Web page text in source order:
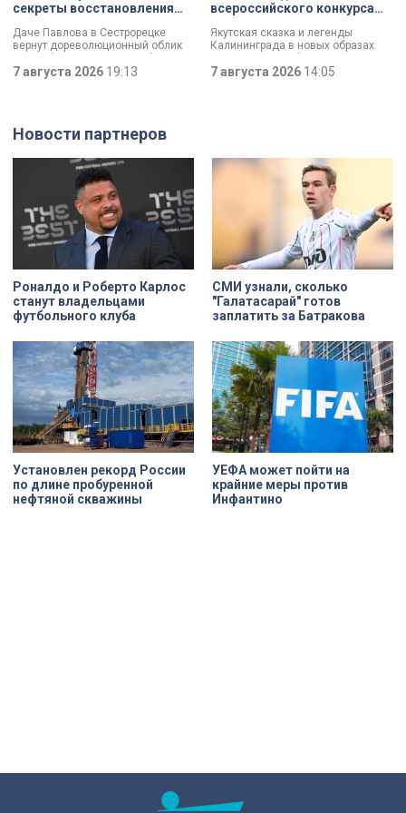
секреты восстановления
Даче Павлова в Сестрорецке
вернут дореволюционный облик
по особой программе «Рубль за
метр». Это льготная арендная
ставка, которая действует для
Александра Беглова, срок
договора рассчитан на 49 лет, из
которых за семь арендатор
должен полностью выполнить все
обязательства. Как
восстанавливают яркий пример
деревянного модерна и почему
эта история уникальна?
7 августа 2026 19:13
всероссийского конкурса
Якутская сказка и легенды
Калининграда в новых образах.
Два юных петербуржца стали
победителями всероссийского
конкурса «Моя страна — моя
7 августа 2026 14:05
Новости партнеров
Роналдо и Роберто Карлос
станут владельцами
футбольного клуба
СМИ узнали, сколько
"Галатасарай" готов
заплатить за Батракова
Установлен рекорд России
по длине пробуренной
нефтяной скважины
УЕФА может пойти на
крайние меры против
Инфантино